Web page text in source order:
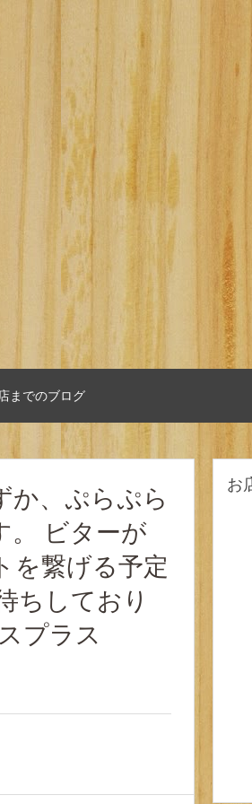
までのブログ
か、ぷらぷら
。 ビターが
を繋げる予定
ちしており
プラス
お